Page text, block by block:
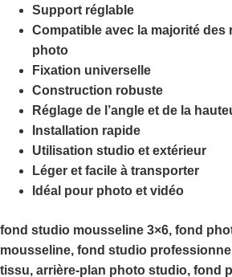
Support réglable
Compatible avec la majorité des
photo
Fixation universelle
Construction robuste
Réglage de l’angle et de la
Installation rapide
Utilisation studio et extérieur
Léger et facile à transporter
Idéal pour photo et vidéo
fond studio mousseline 3×6, fond
mousseline, fond studio
tissu, arrière-plan photo studio, fond